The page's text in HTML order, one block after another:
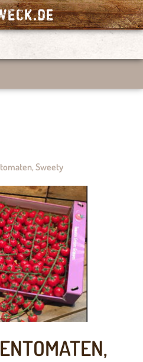
Sweety